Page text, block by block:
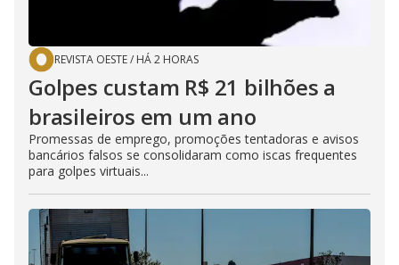
REVISTA OESTE/ HÁ 2 HORAS
Golpes custam R$ 21 bilhões a
brasileiros em um ano
Promessas de emprego, promoções tentadoras e avisos
bancários falsos se consolidaram como iscas frequentes
para golpes virtuais...